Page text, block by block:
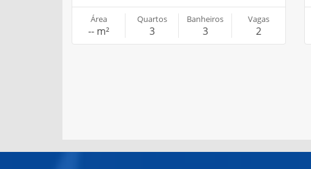
Área
-- m²
Quartos
3
Banheiros
3
Vagas
2